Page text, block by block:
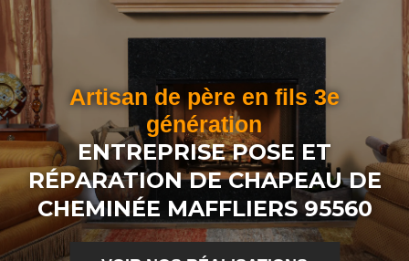
Artisan de père en fils 3e
génération
ENTREPRISE POSE ET
RÉPARATION DE CHAPEAU DE
CHEMINÉE MAFFLIERS 95560